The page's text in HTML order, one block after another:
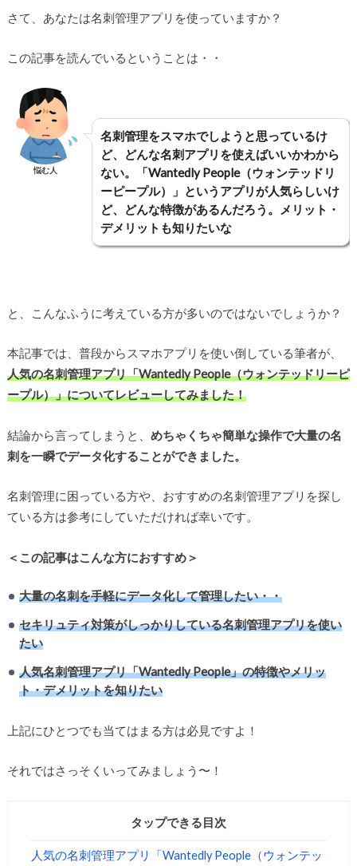
さて、あなたは名刺管理アプリを使っていますか？
この記事を読んでいるということは・・
悩む人
名刺管理をスマホでしようと思っているけ
ど、どんな名刺アプリを使えばいいかわから
ない。「Wantedly People（ウォンテッドリ
ーピープル）」というアプリが人気らしいけ
ど、どんな特徴があるんだろう。メリット・
デメリットも知りたいな
と、こんなふうに考えている方が多いのではないでしょうか？
本記事では、普段からスマホアプリを使い倒している筆者が、
人気の名刺管理アプリ「Wantedly People（ウォンテッドリーピ
ープル）」についてレビューしてみました！
結論から言ってしまうと、 めちゃくちゃ簡単な操作で大量の名
刺を一瞬でデータ化することができました。
名刺管理に困っている方や、おすすめの名刺管理アプリを探し
ている方は参考にしていただければ幸いです。
＜この記事はこんな方におすすめ＞
大量の名刺を手軽にデータ化して管理したい・・
セキリュティ対策がしっかりしている名刺管理アプリを使い
たい
人気名刺管理アプリ「Wantedly People」の特徴やメリッ
ト・デメリットを知りたい
上記にひとつでも当てはまる方は必見ですよ！
それではさっそくいってみましょう〜！
タップできる目次
人気の名刺管理アプリ「Wantedly People（ウォンテッ